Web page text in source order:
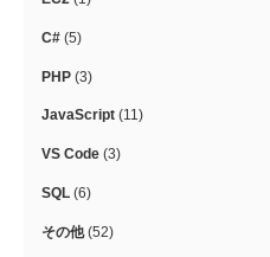
C# (5)
PHP (3)
JavaScript (11)
VS Code (3)
SQL (6)
その他(52)